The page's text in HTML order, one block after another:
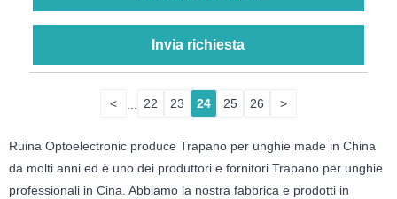
Invia richiesta
< 22 23 24 25 26 >
Ruina Optoelectronic produce Trapano per unghie made in China
da molti anni ed è uno dei produttori e fornitori Trapano per unghie
professionali in Cina. Abbiamo la nostra fabbrica e prodotti in